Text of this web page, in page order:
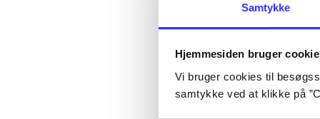
Samtykke
Hjemmesiden bruger
Vi bruger cookies til
samtykke ved at klikke på
...
...